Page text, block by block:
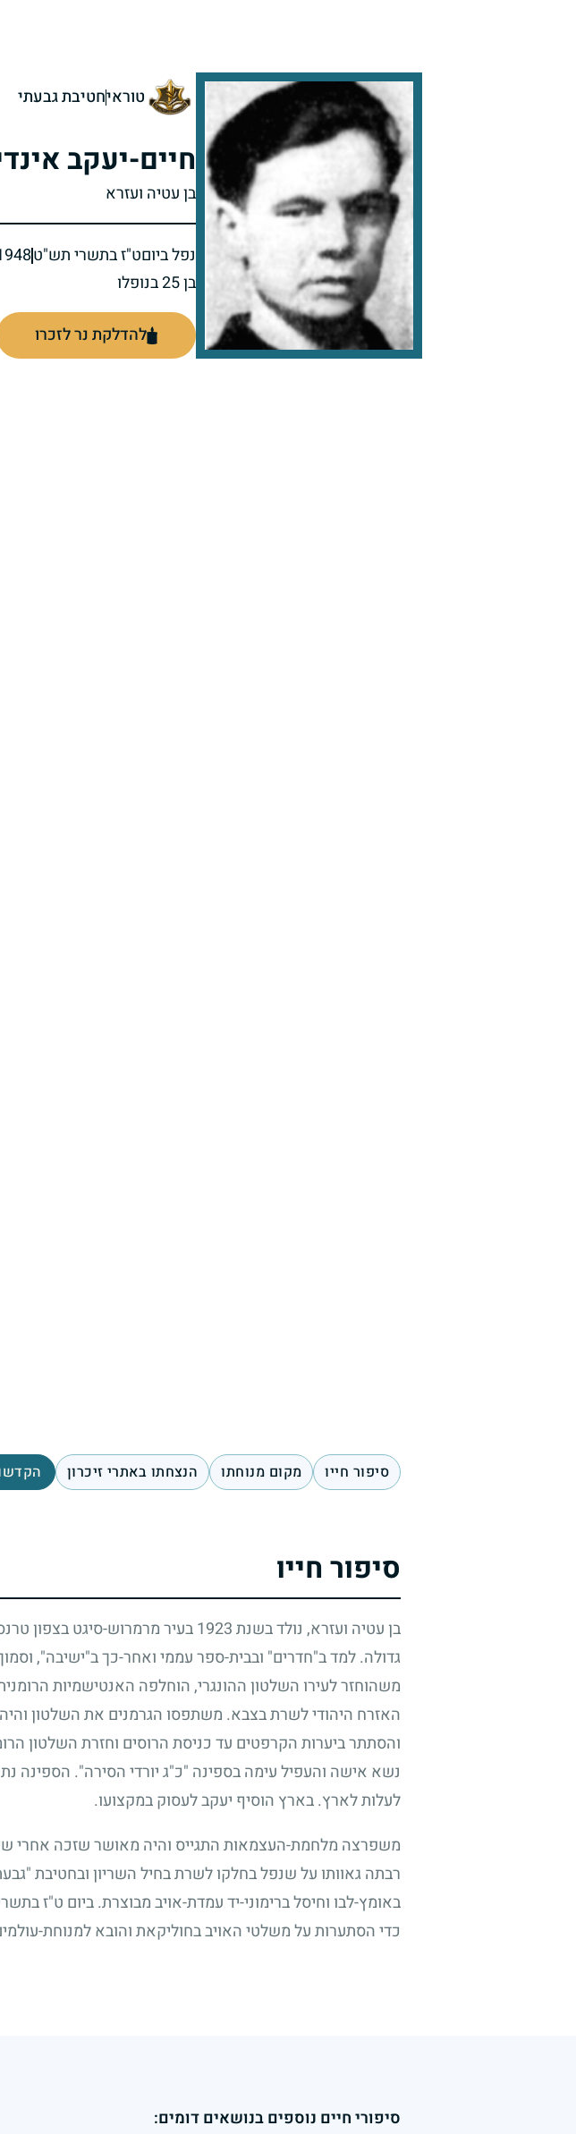
טוראיחטיבת גבעתי
חיים-יעקב
בן עטיה ועזרא
נפל ביוםט"ז בתשרי תש"ט
בן 25 בנופלו
להדלקת נר לזכרו
סיפור חייו מקום מנוחתו הנצחתו באתרי זיכרון
סיפור חייו
בן עטיה ועזרא, נולד בשנת1923בעיר מרמרוש-סיגט בצפון
גדולה. למד ב"חדרים" ובבית-ספר עממי ואחר-כך ב"ישיבה",
משהוחזר לעירו השלטון ההונגרי, הוחלפה האנטישמיות
האזרח היהודי לשרת בצבא. משתפסו הגרמנים את השלטון
והסתתר ביערות הקרפטים עד כניסת הרוסים וחזרת השלטון
נשא אישה והעפיל עימה בספינה "כ"ג יורדי הסירה". הספינה
לעלות לארץ. בארץ הוסיף יעקב לעסוק במקצועו.
משפרצה מלחמת-העצמאות התגייס והיה מאושר שזכה אחרי
רבתה גאוותו על שנפל בחלקו לשרת בחיל השריון ובחטיבת
באומץ-לבו וחיסל ברימוני-יד עמדת-אויב מבוצרת. ביום ט"ז
כדי הסתערות על משלטי האויב בחוליקאת והובא למנוחת-
סיפורי חיים נוספים בנושאים דומים: